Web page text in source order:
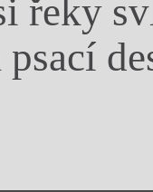
řeky
psací